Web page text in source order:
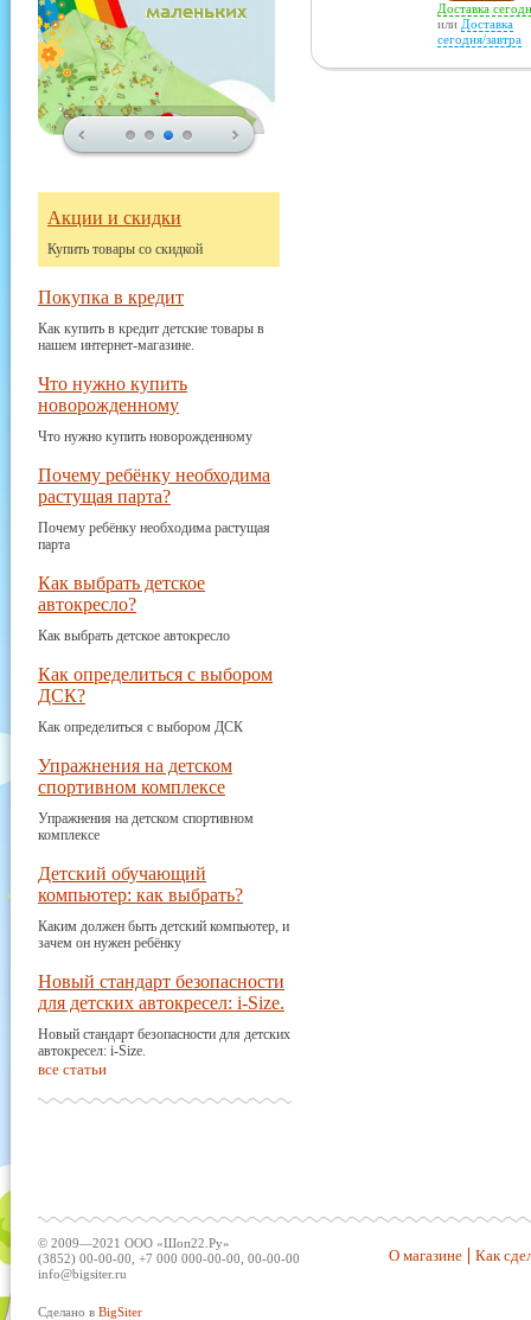
Акции и скидки
Купить товары со скидкой
Покупка в кредит
Как купить в кредит детские товары в
нашем интернет-магазине.
Что нужно купить
новорожденному
Что нужно купить новорожденному
Почему ребёнку необходима
растущая парта?
Почему ребёнку необходима растущая
парта
Как выбрать детское
автокресло?
Как выбрать детское автокресло
Как определиться с выбором
ДСК?
Как определиться с выбором ДСК
Упражнения на детском
спортивном комплексе
Упражнения на детском спортивном
комплексе
Детский обучающий
компьютер: как выбрать?
Каким должен быть детский компьютер, и
зачем он нужен ребёнку
Новый стандарт безопасности
для детских автокресел: i-Size.
Новый стандарт безопасности для детских
автокресел: i-Size.
все статьи
Доставка
или Доставка
сегодня/завтра
© 2009—2021 ООО «Шоп22.Ру»
(3852) 00-00-00, +7 000 000-00-00, 00-00-00
info@bigsiter.ru
Сделано в BigSiter
О магазине Как